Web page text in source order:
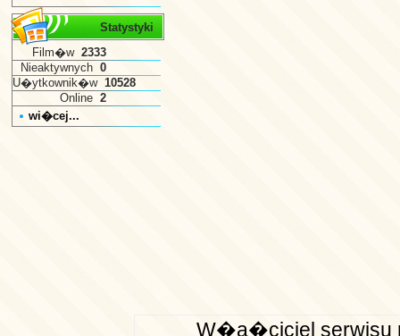
Statystyki
Film�w 2333
Nieaktywnych 0
U�ytkownik�w 10528
Online 2
wi�cej...
W�a�ciciel serwisu